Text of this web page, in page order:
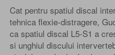
Cat pentru spatiul discal
tehnica flexie-distragere,
ca spatiul discal L5-S1 a
si unghiul discului